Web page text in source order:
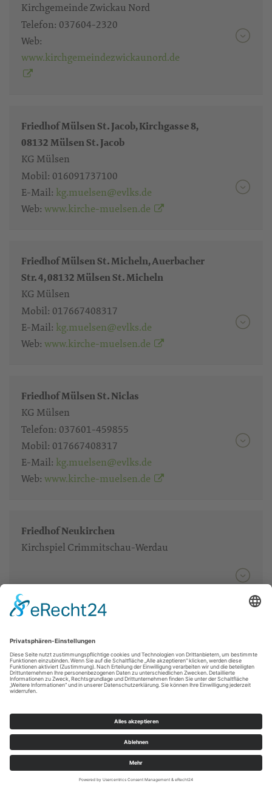
Kirchgemeinde Zwickau Nord
Telefon: 037604-2320
Web:
www.kirchgemeindezwickaunord.de
Friedhof Mülsen St. Jacob, Kirchgasse 8,
08132 Mülsen St. Jacob
KG Mülsen
Mobil: 016091737100
E-Mail: kg.muelsen@evlks.de
Web: www.kirche-muelsen.de
Friedhof Mülsen St. Micheln, Auerbacher
Str. 4, 08132 Mülsen St. Micheln
KG Mülsen
Mobil: 017667408317
E-Mail: kg.muelsen@evlks.de
Web: www.kirche-muelsen.de
Friedhof Mülsen St. Niclas
KG Mülsen
Telefon: 037601-459855
Mobil: 017667408317
E-Mail: kg.muelsen@evlks.de
Web: www.kirche-muelsen.de
Friedhof Neukirchen
Kirchspiel Crimmitschau-Werdau
Friedhof Neukirchen, Glauchauer Str. 3,
KG Meerane und Umland
Telefon:037608-22917
Fax:037608-27563
Web:www.kirche-os.de
Friedhof Neuschönburg, Neuschönburger
Straße, abseits, 08132 Mülsen OT